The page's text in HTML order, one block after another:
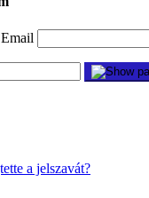
a jelszavát?